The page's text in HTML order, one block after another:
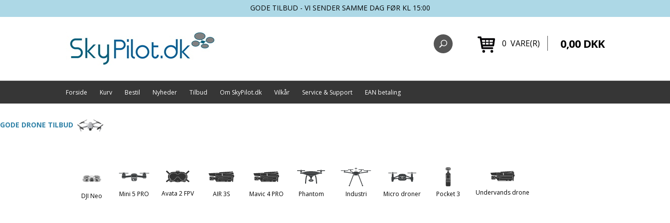
GODE TILBUD - VI SENDER SAMME DAG FØR KL 15:00
0 VARE(R) 0,00 DKK
Forside Kurv Bestil Nyheder Tilbud Om SkyPilot.dk Vilkår Service & Support EAN betaling
GODE DRONE TILBUD
DJI Neo Mini 5 PRO Avata 2 FPV AIR 3S Mavic 4 PRO Phantom Industri Micro droner Pocket 3 Undervands drone